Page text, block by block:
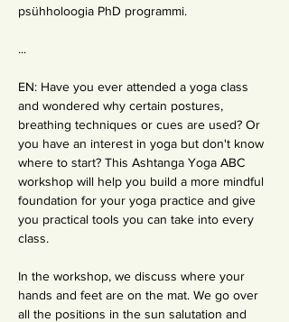
psühholoogia PhD programmi.
...
EN: Have you ever attended a yoga class
and wondered why certain postures,
breathing techniques or cues are used? Or
you have an interest in yoga but don't know
where to start? This Ashtanga Yoga ABC
workshop will help you build a more mindful
foundation for your yoga practice and give
you practical tools you can take into every
class.
In the workshop, we discuss where your
hands and feet are on the mat. We go over
all the positions in the sun salutation and